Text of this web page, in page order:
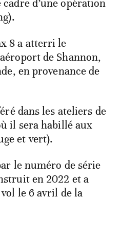
d’une opération
8 a atterri le
de Shannon,
en provenance de
dans les ateliers de
il sera habillé aux
et vert).
le numéro de série
en 2022 et a
le 6 avril de la